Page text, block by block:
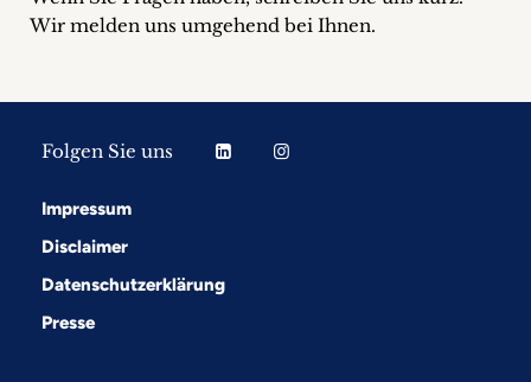
Wir melden uns umgehend bei Ihnen.
Folgen Sie uns
Impressum
Disclaimer
Datenschutzerklärung
Presse